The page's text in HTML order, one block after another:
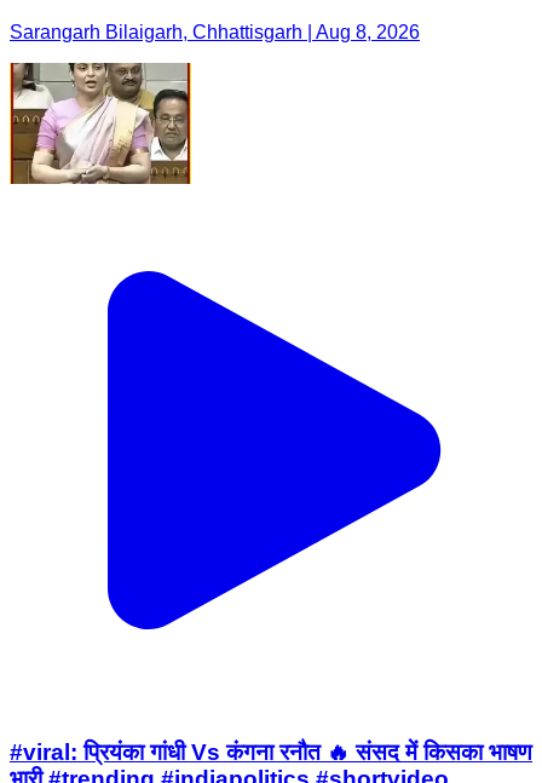
Sarangarh Bilaigarh, Chhattisgarh | Aug 8, 2026
#viral: प्रियंका गांधी Vs कंगना रनौत 🔥 संसद में किसका भाषण